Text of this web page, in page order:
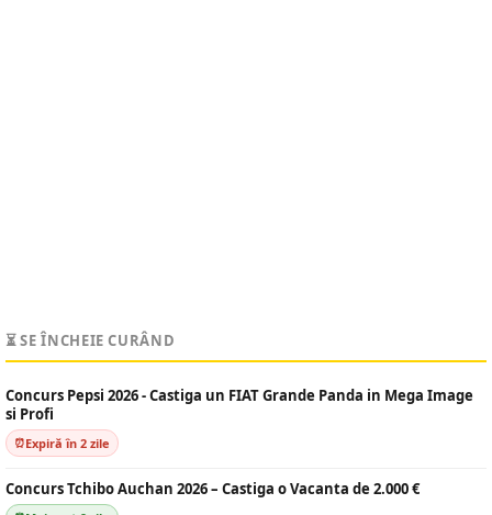
⏳ SE ÎNCHEIE CURÂND
Concurs Pepsi 2026 - Castiga un FIAT Grande Panda in Mega Image
si Profi
Expiră în 2 zile
Concurs Tchibo Auchan 2026 – Castiga o Vacanta de 2.000 €